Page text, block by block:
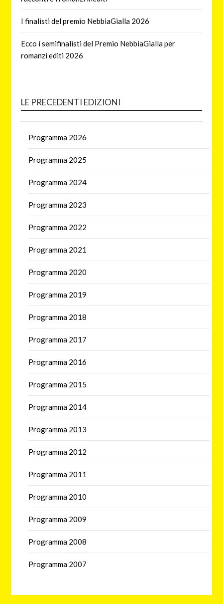
I finalisti del premio NebbiaGialla 2026
Ecco i semifinalisti del Premio NebbiaGialla per
romanzi editi 2026
LE PRECEDENTI EDIZIONI
Programma 2026
Programma 2025
Programma 2024
Programma 2023
Programma 2022
Programma 2021
Programma 2020
Programma 2019
Programma 2018
Programma 2017
Programma 2016
Programma 2015
Programma 2014
Programma 2013
Programma 2012
Programma 2011
Programma 2010
Programma 2009
Programma 2008
Programma 2007